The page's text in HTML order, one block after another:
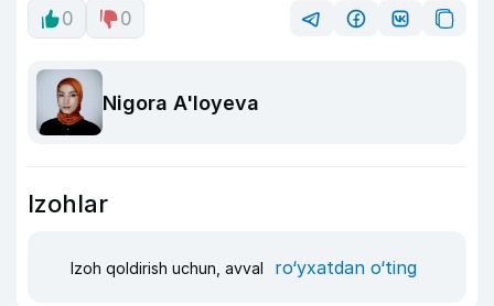
0 0
Nigora A'loyeva
Izohlar
Izoh qoldirish uchun, avval ro‘yxatdan o‘ting